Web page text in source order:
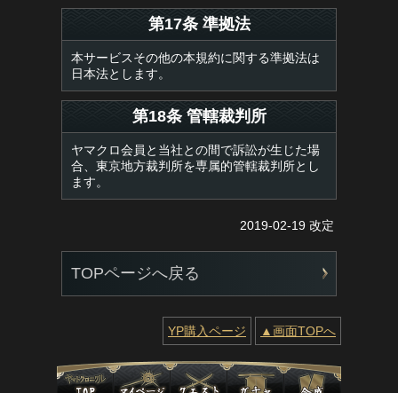
第17条 準拠法
本サービスその他の本規約に関する準拠法は
日本法とします。
第18条 管轄裁判所
ヤマクロ会員と当社との間で訴訟が生じた場
合、東京地方裁判所を専属的管轄裁判所とし
ます。
2019-02-19 改定
TOPページへ戻る
YP購入ページ ▲画面TOPへ